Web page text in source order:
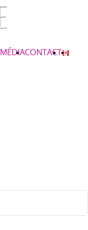
MÉDIACONTACT